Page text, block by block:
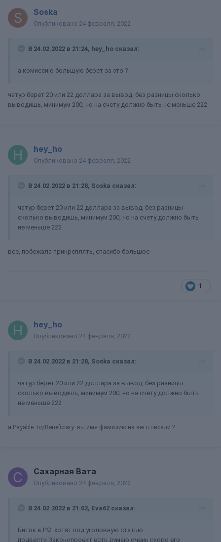
Soska
Опубликовано 24 февраля, 2022
В 24.02.2022 в 21:24, hey_ho сказал:
а комиссию большую берет за это ?
чатур берет 20 или 22 доллара за вывод, без разницы сколько
выводишь, минимум 200, но на счету должно быть не меньше 222
hey_ho
Опубликовано 24 февраля, 2022
В 24.02.2022 в 21:28, Soska сказал:
чатур берет 20 или 22 доллара за вывод, без разницы
сколько выводишь, минимум 200, но на счету должно быть
не меньше 222
все, побежала прикреплять, спасибо большое
1
hey_ho
Опубликовано 24 февраля, 2022
В 24.02.2022 в 21:28, Soska сказал:
чатур берет 20 или 22 доллара за вывод, без разницы
сколько выводишь, минимум 200, но на счету должно быть
не меньше 222
а Payable To/Beneficiary: вы имя фамилию на англ писали ?
Сахарная Вата
Опубликовано 24 февраля, 2022
В 24.02.2022 в 21:02, Eva62 сказал:
Биток в РФ хотят под уголовную статью
подвести.Законопроект есть,думаю очень скоро его